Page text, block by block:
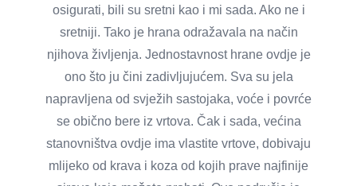
osigurati, bili su sretni kao i mi sada. Ako ne i
sretniji. Tako je hrana odražavala na način
njihova življenja. Jednostavnost hrane ovdje je
ono što ju čini zadivljujućem. Sva su jela
napravljena od svježih sastojaka, voće i povrće
se obično bere iz vrtova. Čak i sada, većina
stanovništva ovdje ima vlastite vrtove, dobivaju
mlijeko od krava i koza od kojih prave najfinije